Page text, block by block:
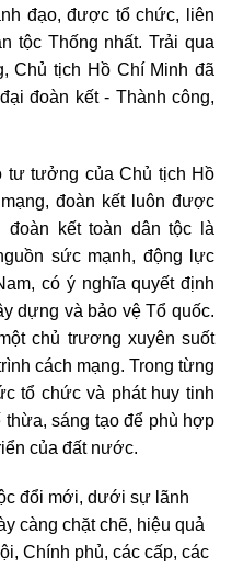
đạo, được tổ chức, liên
tộc Thống nhất. Trải qua
Chủ tịch Hồ Chí Minh đã
đoàn kết - Thành công,
tư tưởng của Chủ tịch Hồ
đoàn kết luôn được
kết toàn dân tộc là
sức mạnh, động lực
có ý nghĩa quyết định
dựng và bảo vệ Tổ quốc.
chủ trương xuyên suốt
cách mạng. Trong từng
tổ chức và phát huy tinh
sáng tạo để phù hợp
của đất nước.
đổi mới, dưới sự lãnh
càng chặt chẽ, hiệu quả
Chính phủ, các cấp, các